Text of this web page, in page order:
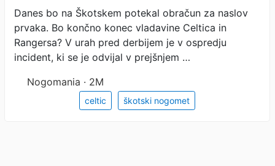
ki je javno delil osebne
podatke sodnika po drami
na tekmi Celtica
Danes bo na Škotskem potekal obračun za naslov
prvaka. Bo končno konec vladavine Celtica in
Rangersa? V urah pred derbijem je v ospredju
incident, ki se je odvijal v prejšnjem …
Nogomania · 2M
celtic škotski nogomet